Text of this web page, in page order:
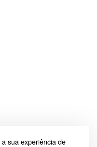
sua experiência de
– 16:00 (UTC+2)